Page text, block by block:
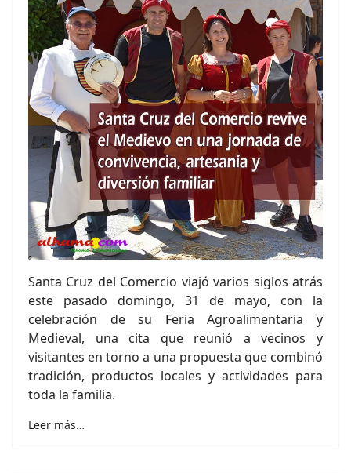
Santa Cruz del Comercio viajó varios siglos atrás
este pasado domingo, 31 de mayo, con la
celebración de su Feria Agroalimentaria y
Medieval, una cita que reunió a vecinos y
visitantes en torno a una propuesta que combinó
tradición, productos locales y actividades para
toda la familia.
Leer más…